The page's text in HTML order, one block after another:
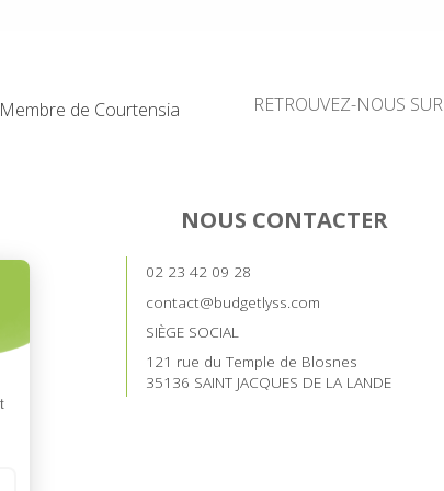
Membre de Courtensia RETROUVEZ-NOUS SUR
NOUS CONTACTER
02 23 42 09 28
contact@budgetlyss.com
SIÈGE SOCIAL
121 rue du Temple de Blosnes
35136 SAINT JACQUES DE LA LANDE